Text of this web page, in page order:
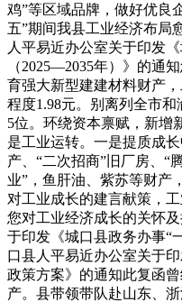
鸡”等区域品牌，做好优良
五”期间我县工业经济布局
人平易近办公室关于印发
（2025—2035年）》的通
育强大新型建建材料财产
程度1.98元。别离列全市
5位。环绕资本禀赋，新增
是工业运转。一是提质成
产、“二次招商”旧厂房、“
业”，鱼肝油、紫苏等财产
对工业成长的建言献策，
您对工业经济成长的关怀
于印发《城口县政务办事“
口县人平易近办公室关于
政策方案》的通知此复函
产。县带领带队赴山东、